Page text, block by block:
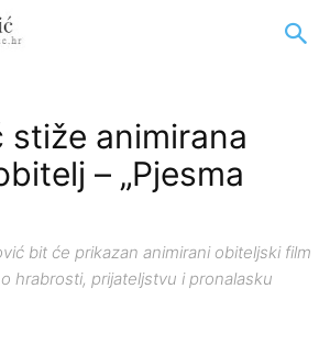
stiže animirana
– „Pjesma
bit će prikazan animirani obiteljski film
hrabrosti, prijateljstvu i pronalasku